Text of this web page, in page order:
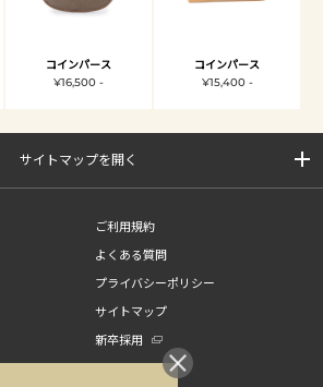
コインパース
¥16,500 -
コインパース
¥15,400 -
サイトマップを開く
ご利用規約
よくある質問
プライバシーポリシー
サイトマップ
新卒採用